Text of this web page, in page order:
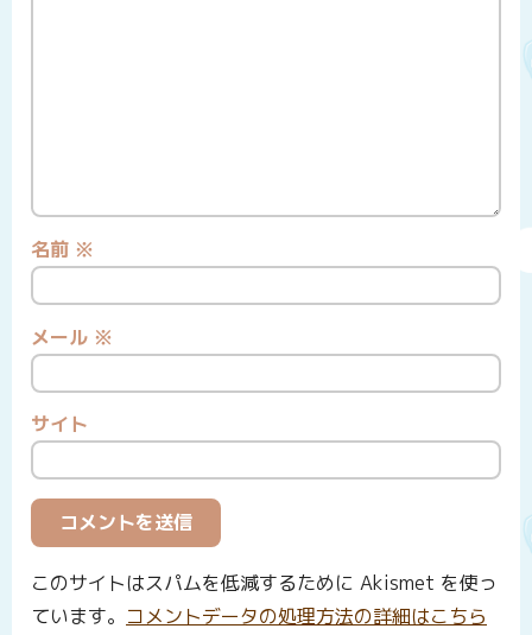
名前 ※
メール ※
サイト
このサイトはスパムを低減するために Akismet を使っ
ています。 コメントデータの処理方法の詳細はこちら